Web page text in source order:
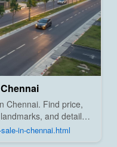
Chennai. Find price,
and details
owners on Pick A
in-chennai.html